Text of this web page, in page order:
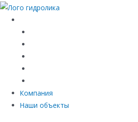
Компания
Наши объекты